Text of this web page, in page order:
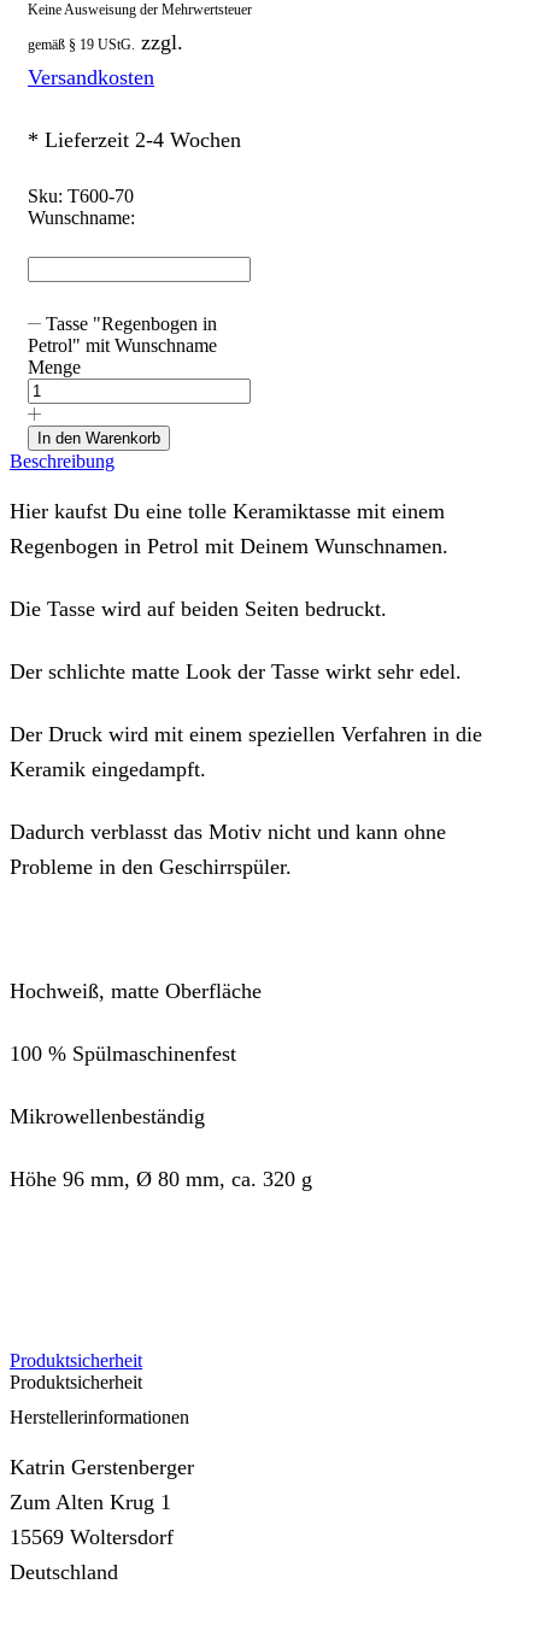
Keine Ausweisung der Mehrwertsteuer
gemäß § 19 UStG. zzgl.
Versandkosten
* Lieferzeit 2-4 Wochen
Sku: T600-70
Wunschname:
Tasse "Regenbogen in
Petrol" mit Wunschname
Menge
In den Warenkorb
Beschreibung
Hier kaufst Du eine tolle Keramiktasse mit einem
Regenbogen in Petrol mit Deinem Wunschnamen.
Die Tasse wird auf beiden Seiten bedruckt.
Der schlichte matte Look der Tasse wirkt sehr edel.
Der Druck wird mit einem speziellen Verfahren in die
Keramik eingedampft.
Dadurch verblasst das Motiv nicht und kann ohne
Probleme in den Geschirrspüler.
Hochweiß, matte Oberfläche
100 % Spülmaschinenfest
Mikrowellenbeständig
Höhe 96 mm, Ø 80 mm, ca. 320 g
Produktsicherheit
Produktsicherheit
Herstellerinformationen
Katrin Gerstenberger
Zum Alten Krug 1
15569 Woltersdorf
Deutschland